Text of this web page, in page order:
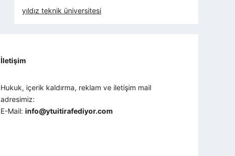
yıldız teknik üniversitesi
İletişim
Hukuk, içerik kaldırma, reklam ve iletişim mail
adresimiz:
E-Mail:info@ytuitirafediyor.com